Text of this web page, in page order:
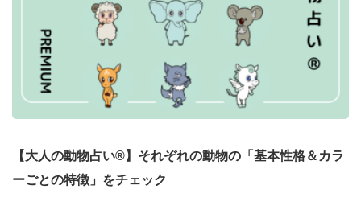
【大人の動物占い®】それぞれの動物の「基本性格＆カラ
ーごとの特徴」をチェック